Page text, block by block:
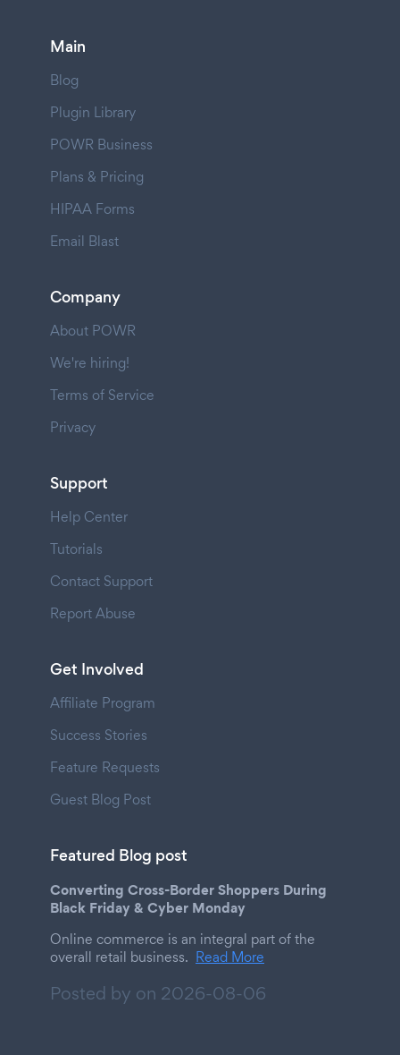
Main
Blog
Plugin Library
POWR Business
Plans & Pricing
HIPAA Forms
Email Blast
Company
About POWR
We're hiring!
Terms of Service
Privacy
Support
Help Center
Tutorials
Contact Support
Report Abuse
Get Involved
Affiliate Program
Success Stories
Feature Requests
Guest Blog Post
Featured Blog post
Converting Cross-Border Shoppers During
Black Friday & Cyber Monday
Online commerce is an integral part of the
overall retail business. Read More
Posted by on 2026-08-06